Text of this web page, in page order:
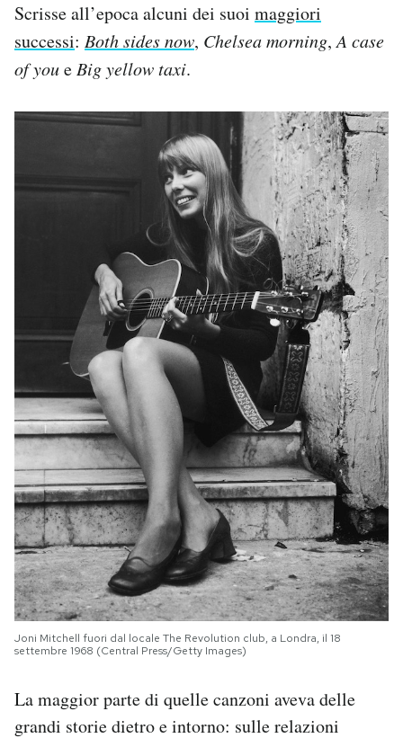
Scrisse all’epoca alcuni dei suoi maggiori
successi: Both sides now, Chelsea morning,A case
of youeBig yellow taxi.
Joni Mitchell fuori dal locale The Revolution club, a Londra, il 18
settembre 1968 (Central Press/Getty Images)
La maggior parte di quelle canzoni aveva delle
grandi storie dietro e intorno: sulle relazioni